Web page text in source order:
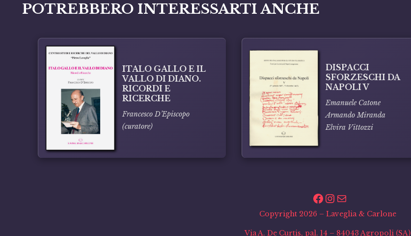
POTREBBERO INTERESSARTI ANCHE
ITALO GALLO E IL
VALLO DI DIANO.
RICORDI E
RICERCHE
Francesco D’Episcopo
(curatore)
DISPACCI
SFORZESCHI DA
NAPOLI V
Emanuele Catone
Armando Miranda
Elvira Vittozzi
Facebook
Instagram
Email
Copyright 2026 – Laveglia & Carlone
Via A. De Curtis, pal. 14 – 84043 Agropoli (SA)